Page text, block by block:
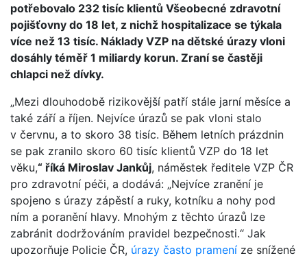
potřebovalo 232 tisíc klientů Všeobecné zdravotní
pojišťovny do 18 let, z nichž hospitalizace se týkala
více než 13 tisíc. Náklady VZP na dětské úrazy vloni
dosáhly téměř 1 miliardy korun. Zraní se častěji
chlapci než dívky.
„Mezi dlouhodobě rizikovější patří stále jarní měsíce a
také září a říjen. Nejvíce úrazů se pak vloni stalo
v červnu, a to skoro 38 tisíc. Během letních prázdnin
se pak zranilo skoro 60 tisíc klientů VZP do 18 let
věku,“ říká Miroslav Jankůj, náměstek ředitele VZP ČR
pro zdravotní péči, a dodává: „Nejvíce zranění je
spojeno s úrazy zápěstí a ruky, kotníku a nohy pod
ním a poranění hlavy. Mnohým z těchto úrazů lze
zabránit dodržováním pravidel bezpečnosti.“ Jak
upozorňuje Policie ČR, úrazy často pramení ze snížené